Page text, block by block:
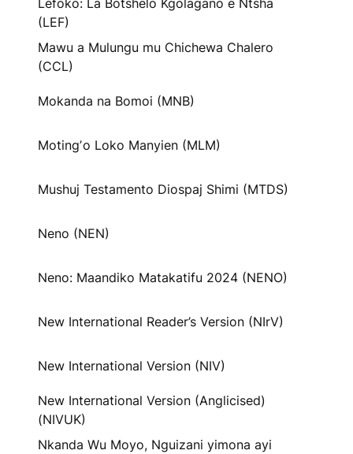
Lefoko: La Botshelo Kgolagano e Ntsha
(LEF)
Mawu a Mulungu mu Chichewa Chalero
(CCL)
Mokanda na Bomoi (MNB)
Motingʼo Loko Manyien (MLM)
Mushuj Testamento Diospaj Shimi (MTDS)
Neno (NEN)
Neno: Maandiko Matakatifu 2024 (NENO)
New International Reader’s Version (NIrV)
New International Version (NIV)
New International Version (Anglicised)
(NIVUK)
Nkanda Wu Moyo, Nguizani yimona ayi